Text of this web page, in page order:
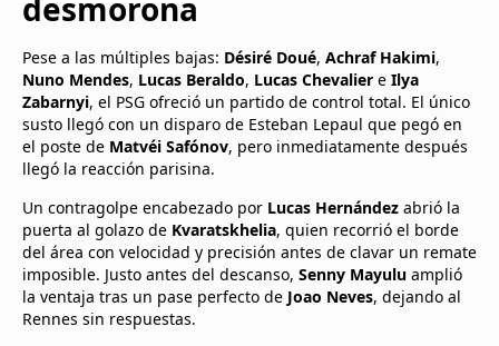
desmorona
Pese a las múltiples bajas: Désiré Doué, Achraf Hakimi,
Nuno Mendes, Lucas Beraldo, Lucas Chevalier e Ilya
Zabarnyi, el PSG ofreció un partido de control total. El único
susto llegó con un disparo de Esteban Lepaul que pegó en
el poste de Matvéi Safónov, pero inmediatamente después
llegó la reacción parisina.
Un contragolpe encabezado por Lucas Hernández abrió la
puerta al golazo de Kvaratskhelia, quien recorrió el borde
del área con velocidad y precisión antes de clavar un remate
imposible. Justo antes del descanso, Senny Mayulu amplió
la ventaja tras un pase perfecto de Joao Neves, dejando al
Rennes sin respuestas.